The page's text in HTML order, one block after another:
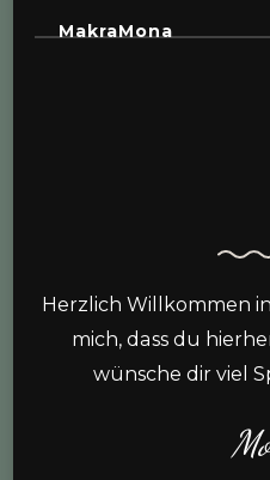
MakraMona
Herzlich Willkommen
mich, dass du
wünsche dir viel